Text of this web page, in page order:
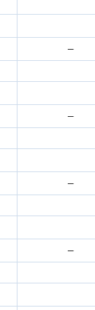
–
–
–
–